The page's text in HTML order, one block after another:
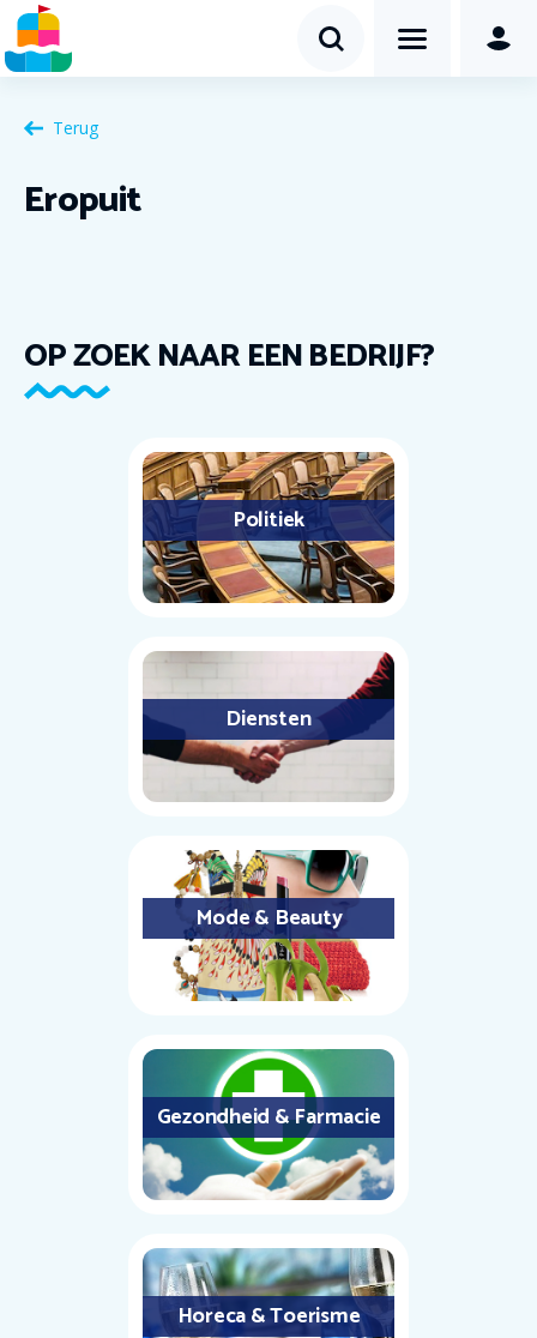
Terug
Eropuit
OP ZOEK NAAR EEN BEDRIJF?
Politiek
Diensten
Mode & Beauty
Gezondheid & Farmacie
Horeca & Toerisme